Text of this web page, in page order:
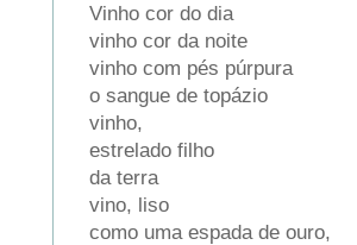
Vinho cor do dia
vinho cor da noite
vinho com pés púrpura
o sangue de topázio
vinho,
estrelado filho
da terra
vino, liso
como uma espada de ouro,